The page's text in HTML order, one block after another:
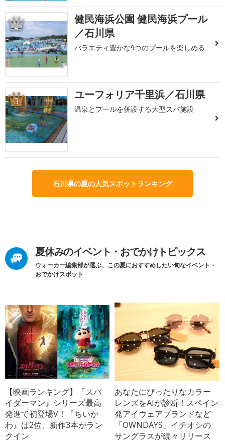
2
健民海浜公園 健民海浜プール
／石川県
バラエティ豊かな9つのプールを楽しめる
3 ユーフォリア千里浜／石川県
温泉とプールを併設する大型スパ施設
石川県の夏の人気スポットランキング
夏休みのイベント・おでかけトピックス
ウォーカー編集部が選ぶ、この夏におすすめしたい旬なイベント・
おでかけスポット
【映画ランキング】『スパ
イダーマン』シリーズ最高
発進で初登場V！『ちいか
わ』は2位、新作3本がラン
クイン
あなたにぴったりなカラー
レンズをAIが診断！スペイン
発アイウェアブランドなど
「OWNDAYS」イチオシの
サングラスが続々リリース